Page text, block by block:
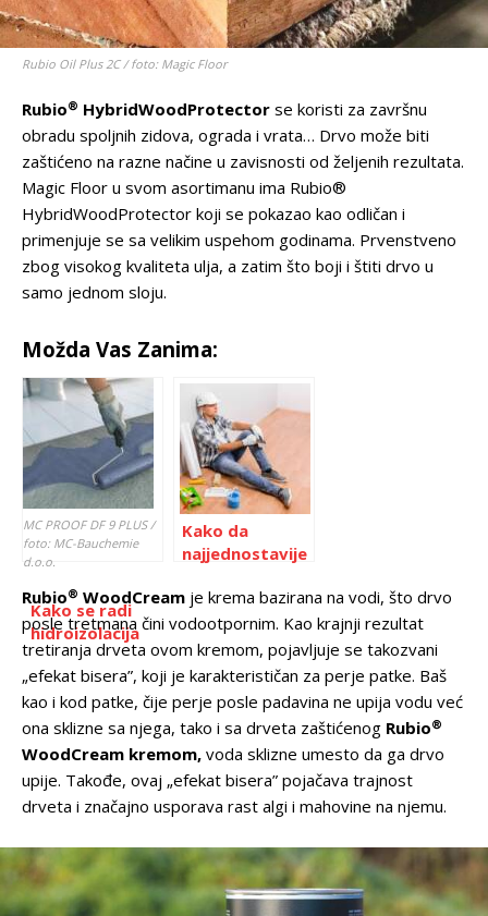
Rubio Oil Plus 2C / foto: Magic Floor
Rubio® HybridWoodProtector se koristi za završnu
obradu spoljnih zidova, ograda i vrata… Drvo može biti
zaštićeno na razne načine u zavisnosti od željenih rezultata.
Magic Floor u svom asortimanu ima Rubio®
HybridWoodProtector koji se pokazao kao odličan i
primenjuje se sa velikim uspehom godinama. Prvenstveno
zbog visokog kvaliteta ulja, a zatim što boji i štiti drvo u
samo jednom sloju.
Možda Vas Zanima:
MC PROOF DF 9 PLUS /
foto: MC-Bauchemie
d.o.o.
Kako se radi
hidroizolacija
područja sa
visokom
vlažnošću?
Kako da
najjednostavije
podove?
Rubio® WoodCream je krema bazirana na vodi, što drvo
posle tretmana čini vodootpornim. Kao krajnji rezultat
tretiranja drveta ovom kremom, pojavljuje se takozvani
„efekat bisera”, koji je karakterističan za perje patke. Baš
kao i kod patke, čije perje posle padavina ne upija vodu već
ona sklizne sa njega, tako i sa drveta zaštićenog Rubio®
WoodCream kremom, voda sklizne umesto da ga drvo
upije. Takođe, ovaj „efekat bisera” pojačava trajnost
drveta i značajno usporava rast algi i mahovine na njemu.